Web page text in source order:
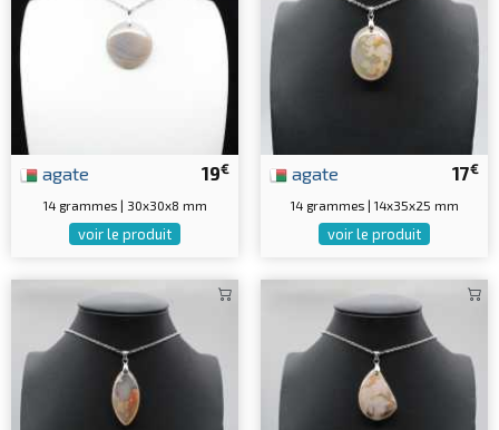
19€
agate
14 grammes | 30x30x8 mm
voir le produit
17€
agate
14 grammes | 14x35x25 mm
voir le produit